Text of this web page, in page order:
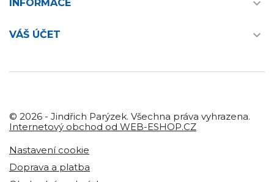
INFORMACE 
VÁŠ ÚČET 
© 2026 - Jindřich Parýzek. Všechna práva vyhrazena.
Internetový obchod od WEB-ESHOP.CZ
Nastavení cookie
Doprava a platba